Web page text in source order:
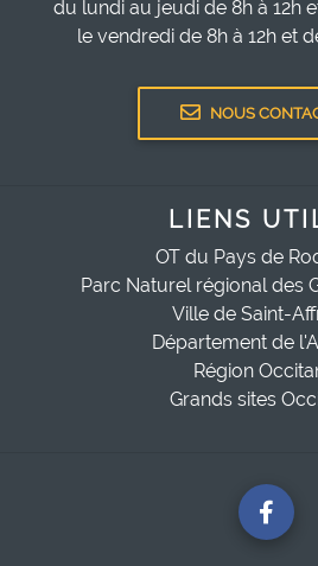
du lundi au jeudi de 8h à 12h
le vendredi de 8h à 12h et
NOUS
LIENS
OT du Pays de
Parc Naturel régional des
Ville de Saint-
Département de
Région
Grands sites